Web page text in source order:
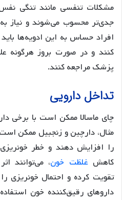
مشکلات تنفسی مانند تنگی
جدی‌تر محسوب می‌شوند و نیاز
افراد حساس به این ادویه‌ها
کنند و در صورت بروز هرگونه
پزشک مراجعه کنند.
تداخل دارویی
چای ماسالا ممکن است با برخی
مثال، دارچین و زنجبیل ممکن
را افزایش دهند و خطر خونریزی
کاهشغلظت خون، می‌توانند
تقویت کرده و احتمال خونریزی
داروهای رقیق‌کننده خون